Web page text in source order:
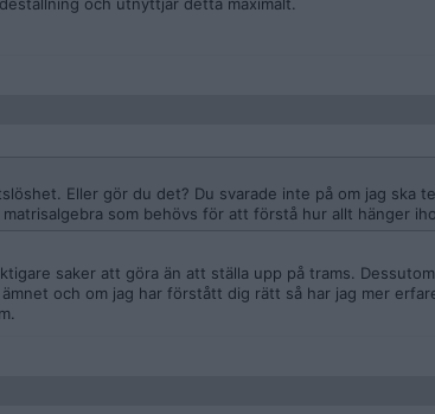
Eller gör du det? Du svarade inte på om jag ska
som behövs för att förstå hur allt hänger
saker att göra än att ställa upp på trams.
och om jag har förstått dig rätt så har jag mer